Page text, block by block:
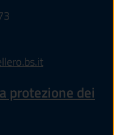
protezione dei